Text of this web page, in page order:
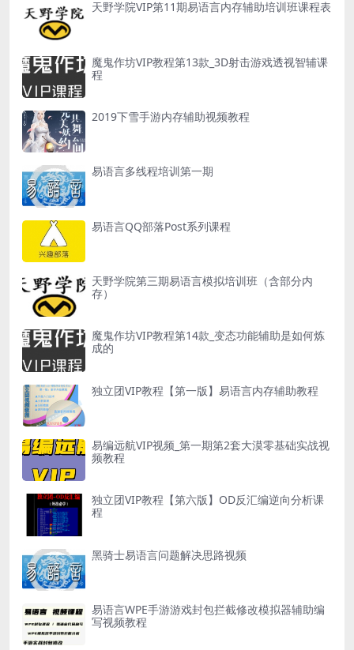
天野学院VIP第11期易语言内存辅助培训班课程表
魔鬼作坊VIP教程第13款_3D射击游戏透视智辅课
程
2019下雪手游内存辅助视频教程
易语言多线程培训第一期
易语言QQ部落Post系列课程
天野学院第三期易语言模拟培训班（含部分内
存）
魔鬼作坊VIP教程第14款_变态功能辅助是如何炼
成的
独立团VIP教程【第一版】易语言内存辅助教程
易编远航VIP视频_第一期第2套大漠零基础实战视
频教程
独立团VIP教程【第六版】OD反汇编逆向分析课
程
黑骑士易语言问题解决思路视频
易语言WPE手游游戏封包拦截修改模拟器辅助编
写视频教程